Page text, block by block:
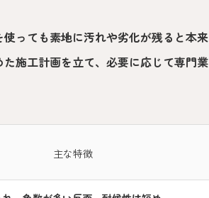
っても素地に汚れや劣化が残ると本来
施工計画を立て、必要に応じて専門業
主な特徴